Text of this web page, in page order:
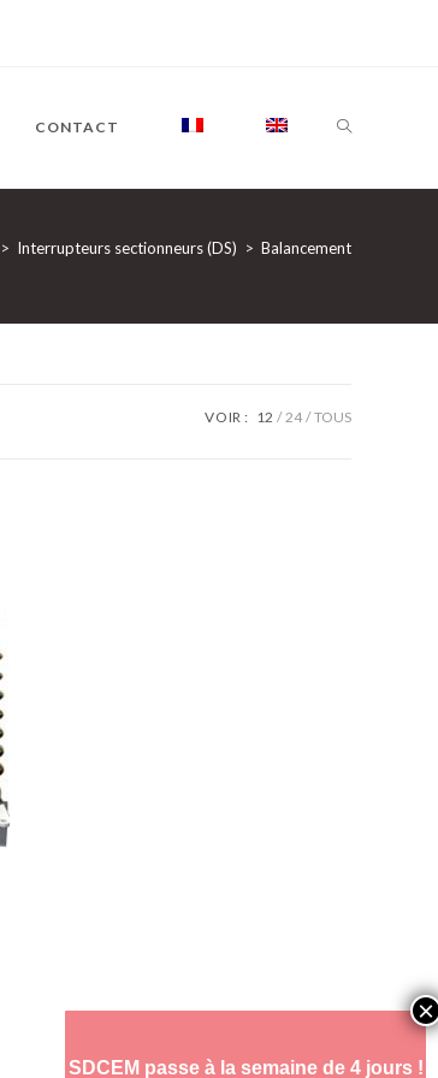
CONTACT
> Interrupteurs sectionneurs (DS) > Balancement
VOIR : 12 24 TOUS
SDCEM passe à la semaine de 4 jours !